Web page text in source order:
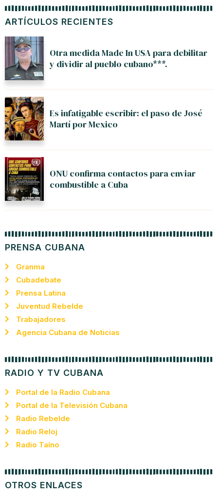
ARTÍCULOS RECIENTES
Otra medida Made In USA para debilitar
y dividir al pueblo cubano***.
Es infatigable escribir: el paso de José
Martí por Mexico
ONU confirma contactos para enviar
combustible a Cuba
PRENSA CUBANA
Granma
Cubadebate
Prensa Latina
Juventud Rebelde
Trabajadores
Agencia Cubana de Noticias
RADIO Y TV CUBANA
Portal de la Radio Cubana
Portal de la Televisión Cubana
Radio Rebelde
Radio Reloj
Radio Taíno
OTROS ENLACES